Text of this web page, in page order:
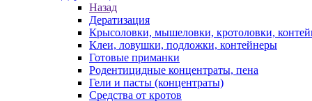
Назад
Дератизация
Крысоловки, мышеловки, кротоловки,
Клеи, ловушки, подложки, контейнеры
Готовые приманки
Родентицидные концентраты, пена
Гели и пасты (концентраты)
Средства от кротов